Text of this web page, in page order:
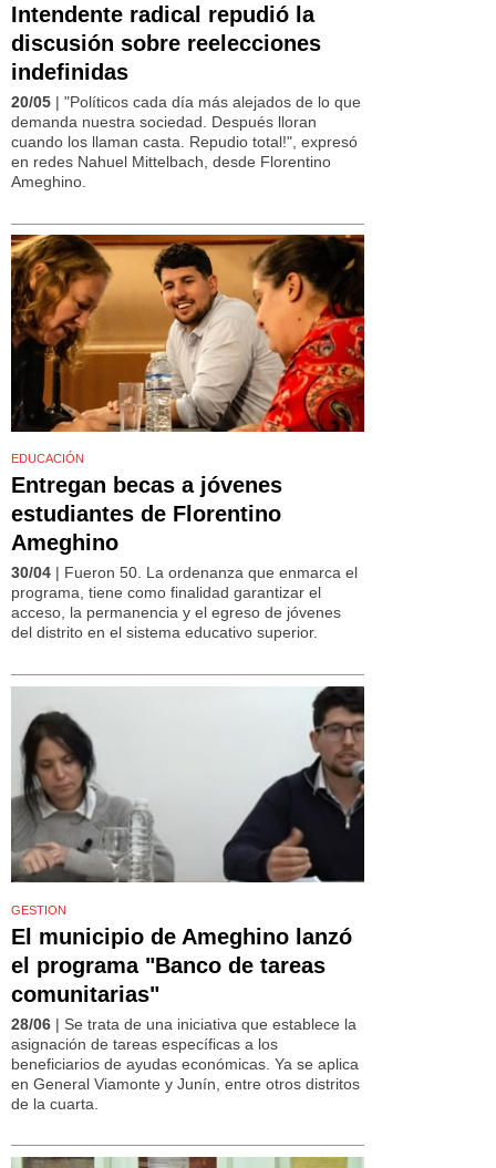
Intendente radical repudió la
discusión sobre reelecciones
indefinidas
20/05 | "Políticos cada día más alejados de lo que
demanda nuestra sociedad. Después lloran
cuando los llaman casta. Repudio total!", expresó
en redes Nahuel Mittelbach, desde Florentino
Ameghino.
EDUCACIÓN
Entregan becas a jóvenes
estudiantes de Florentino
Ameghino
30/04 | Fueron 50. La ordenanza que enmarca el
programa, tiene como finalidad garantizar el
acceso, la permanencia y el egreso de jóvenes
del distrito en el sistema educativo superior.
GESTION
El municipio de Ameghino lanzó
el programa "Banco de tareas
comunitarias"
28/06 | Se trata de una iniciativa que establece la
asignación de tareas específicas a los
beneficiarios de ayudas económicas. Ya se aplica
en General Viamonte y Junín, entre otros distritos
de la cuarta.